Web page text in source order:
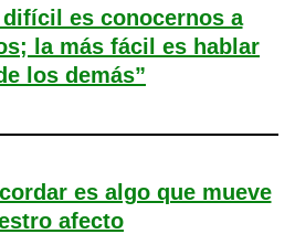
difícil es conocernos a
la más fácil es hablar
los demás”
es algo que mueve
afecto